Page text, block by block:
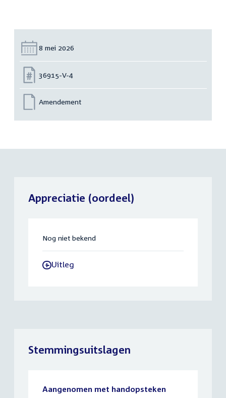
Datum:
8 mei 2026
Nummer:
36915-V-4
Amendement
Appreciatie (oordeel)
Nog niet bekend
-Uitleg
Stemmingsuitslagen
Aangenomen met handopsteken